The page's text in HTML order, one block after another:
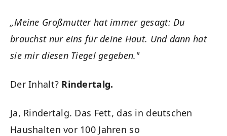
„Meine Großmutter hat immer gesagt: Du
brauchst nur eins für deine Haut. Und dann hat
sie mir diesen Tiegel gegeben."
Der Inhalt? Rindertalg.
Ja, Rindertalg. Das Fett, das in deutschen
Haushalten vor 100 Jahren so